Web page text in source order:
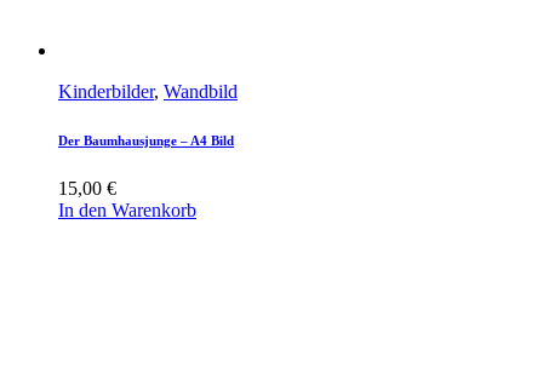
Kinderbilder, Wandbild
Der Baumhausjunge – A4 Bild
15,00 €
In den Warenkorb